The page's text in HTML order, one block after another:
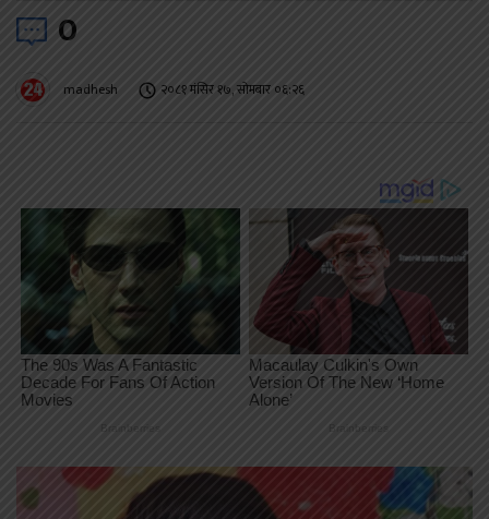
0
madhesh २०८१ मंसिर १७, सोमबार ०६:२६